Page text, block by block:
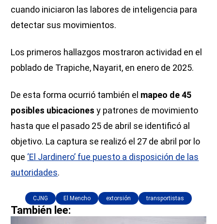
cuando iniciaron las labores de inteligencia para
detectar sus movimientos.
Los primeros hallazgos mostraron actividad en el
poblado de Trapiche, Nayarit, en enero de 2025.
De esta forma ocurrió también el mapeo de 45
posibles ubicaciones y patrones de movimiento
hasta que el pasado 25 de abril se identificó al
objetivo. La captura se realizó el 27 de abril por lo
que ‘El Jardinero’ fue puesto a disposición de las
autoridades.
CJNG El Mencho extorsión transportistas
También lee: